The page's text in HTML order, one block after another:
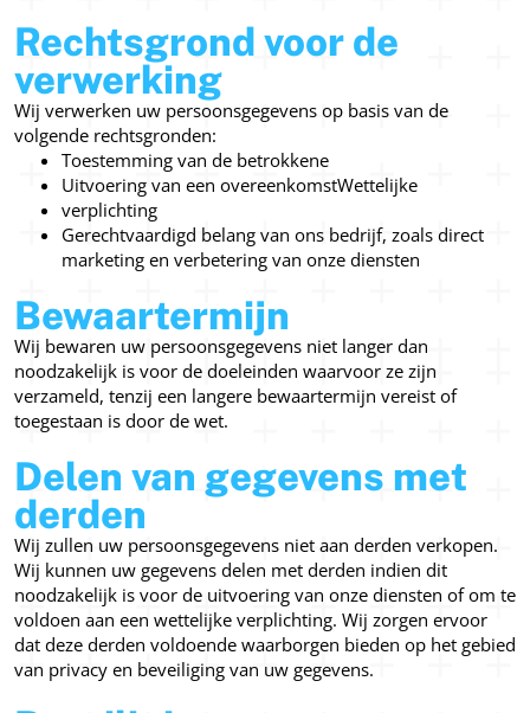
Rechtsgrond voor de
verwerking
Wij verwerken uw persoonsgegevens op basis van de
volgende rechtsgronden:
Toestemming van de betrokkene
Uitvoering van een overeenkomstWettelijke
verplichting
Gerechtvaardigd belang van ons bedrijf, zoals direct
marketing en verbetering van onze diensten
Bewaartermijn
Wij bewaren uw persoonsgegevens niet langer dan
noodzakelijk is voor de doeleinden waarvoor ze zijn
verzameld, tenzij een langere bewaartermijn vereist of
toegestaan is door de wet.
Delen van gegevens met
derden
Wij zullen uw persoonsgegevens niet aan derden verkopen.
Wij kunnen uw gegevens delen met derden indien dit
noodzakelijk is voor de uitvoering van onze diensten of om te
voldoen aan een wettelijke verplichting. Wij zorgen ervoor
dat deze derden voldoende waarborgen bieden op het gebied
van privacy en beveiliging van uw gegevens.